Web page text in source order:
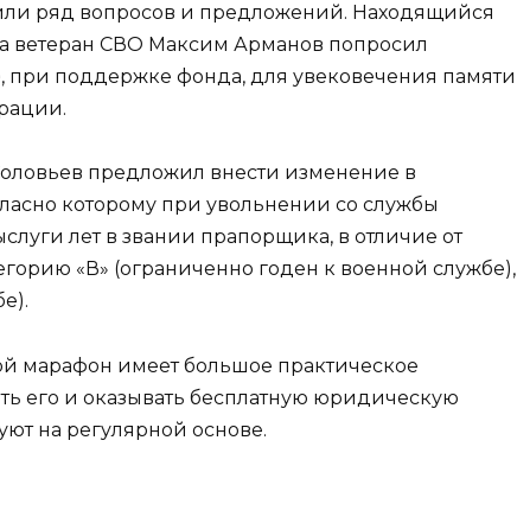
ряд вопросов и предложений. Находящийся
ветеран СВО Максим Арманов попросил
при поддержке фонда, для увековечения памяти
предложил внести изменение в
которому при увольнении со службы
лет в звании прапорщика, в отличие от
«В» (ограниченно годен к военной службе),
марафон имеет большое практическое
его и оказывать бесплатную юридическую
на регулярной основе.